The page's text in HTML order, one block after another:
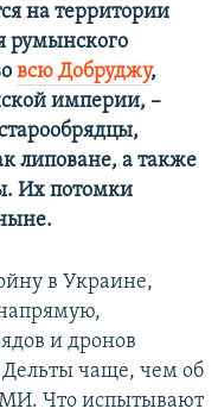
на территории
румынского
всю Добруджу,
империи, –
липоване, а также
Их потомки
в Украине,
и дронов
чаще, чем об
Что испытывают